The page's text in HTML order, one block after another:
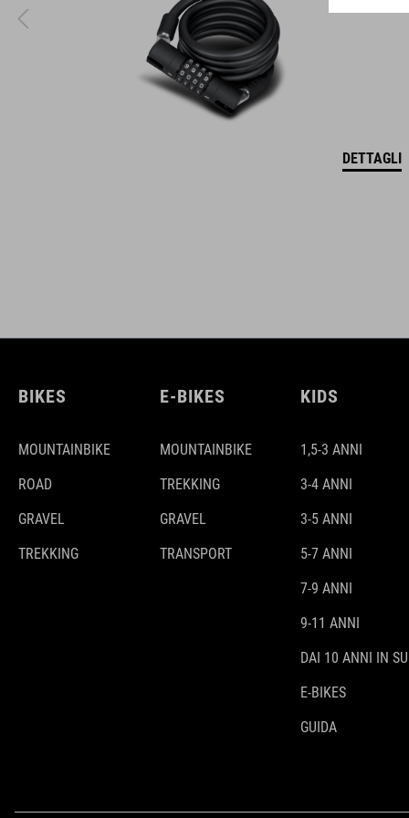
DETTAGLI
BIKES
MOUNTAINBIKE
ROAD
GRAVEL
TREKKING
E-BIKES
MOUNTAINBIKE
TREKKING
GRAVEL
TRANSPORT
KIDS
1,5-3 ANNI
3-4 ANNI
3-5 ANNI
5-7 ANNI
7-9 ANNI
9-11 ANNI
DAI 10 ANNI IN SU
E-BIKES
GUIDA